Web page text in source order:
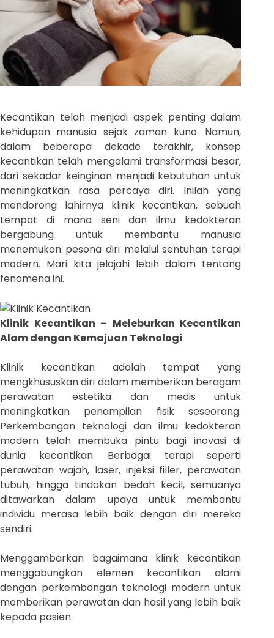
Kecantikan telah menjadi aspek penting dalam
kehidupan manusia sejak zaman kuno. Namun,
dalam beberapa dekade terakhir, konsep
kecantikan telah mengalami transformasi besar,
dari sekadar keinginan menjadi kebutuhan untuk
meningkatkan rasa percaya diri. Inilah yang
mendorong lahirnya klinik kecantikan, sebuah
tempat di mana seni dan ilmu kedokteran
bergabung untuk membantu manusia
menemukan pesona diri melalui sentuhan terapi
modern. Mari kita jelajahi lebih dalam tentang
fenomena ini.
Klinik Kecantikan – Meleburkan Kecantikan
Alam dengan Kemajuan Teknologi
Klinik kecantikan adalah tempat yang
mengkhususkan diri dalam memberikan beragam
perawatan estetika dan medis untuk
meningkatkan penampilan fisik seseorang.
Perkembangan teknologi dan ilmu kedokteran
modern telah membuka pintu bagi inovasi di
dunia kecantikan. Berbagai terapi seperti
perawatan wajah, laser, injeksi filler, perawatan
tubuh, hingga tindakan bedah kecil, semuanya
ditawarkan dalam upaya untuk membantu
individu merasa lebih baik dengan diri mereka
sendiri.
Menggambarkan bagaimana klinik kecantikan
menggabungkan elemen kecantikan alami
dengan perkembangan teknologi modern untuk
memberikan perawatan dan hasil yang lebih baik
kepada pasien.